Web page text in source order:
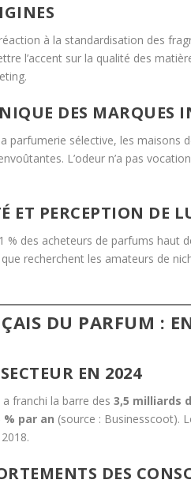
à la standardisation des
l’accent sur la qualité des
DES MARQUES
parfumerie sélective, les maisons
L’odeur n’a pas
ET PERCEPTION DE
% des acheteurs de parfums haut
recherchent les amateurs de
DU PARFUM :
EN 2024
franchi la barre des3,5 milliards
% par an (source : Businesscoot).
DES